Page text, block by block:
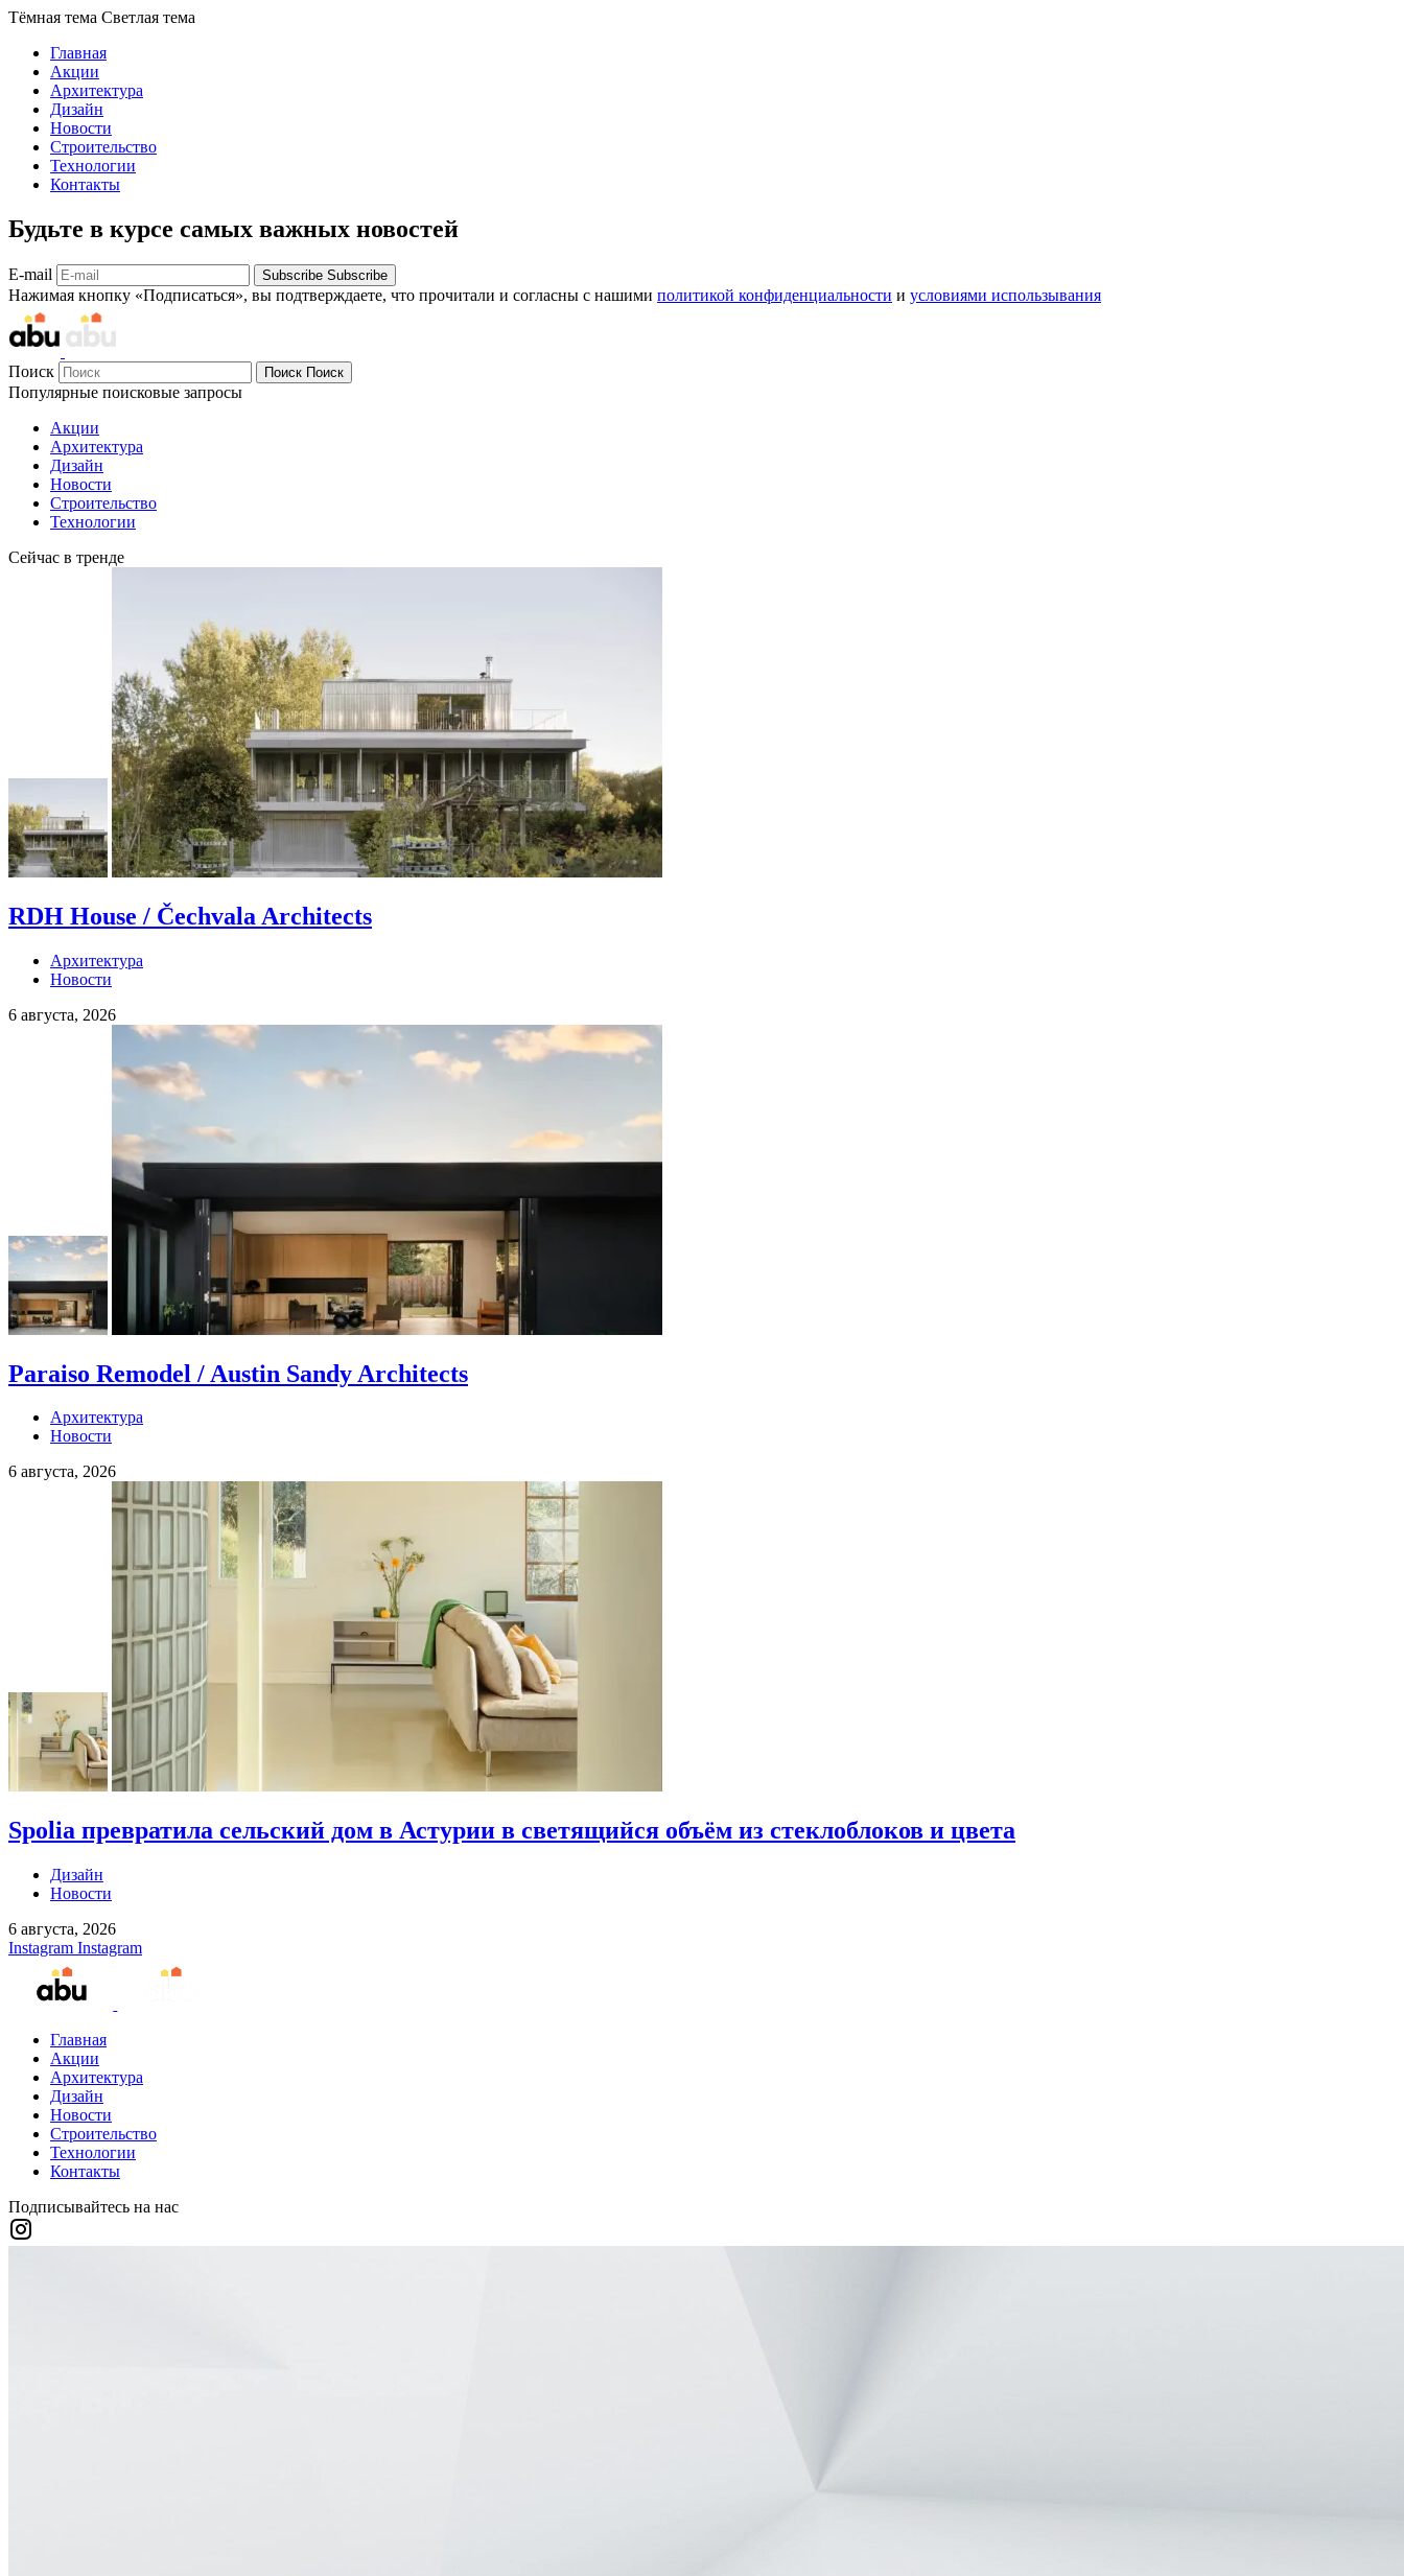
Тёмная тема Светлая тема
Главная
Акции
Архитектура
Дизайн
Новости
Строительство
Технологии
Контакты
Будьте в курсе самых важных новостей
E-mail Subscribe Subscribe
Нажимая кнопку «Подписаться», вы подтверждаете, что прочитали и согласны с нашими политикой конфиденциальности и условиями использывания
Поиск Поиск Поиск
Популярные поисковые запросы
Акции
Архитектура
Дизайн
Новости
Строительство
Технологии
Сейчас в тренде
RDH House / Čechvala Architects
Архитектура
Новости
6 августа, 2026
Paraiso Remodel / Austin Sandy Architects
Архитектура
Новости
6 августа, 2026
Spolia превратила сельский дом в Астурии в светящийся объём из стеклоблоков и цвета
Дизайн
Новости
6 августа, 2026
Instagram Instagram
Главная
Акции
Архитектура
Дизайн
Новости
Строительство
Технологии
Контакты
Подписывайтесь на нас